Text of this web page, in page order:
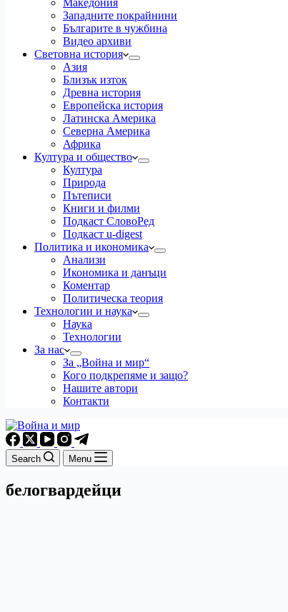
Македония
Западните покрайнини
Българите в чужбина
Видео архиви
Световна история
Азия
Близък изток
Древна история
Европейска история
Латинска Америка
Северна Америка
Африка
Култура и общество
Култура
Природа
Пътеписи
Книги и филми
Подкаст СловоРед
Подкаст u-digest
Политика и икономика
Анализи
Икономика и данъци
Коментар
Политическа теория
Технологии и наука
Наука
Технологии
За нас
За „Война и мир“
Кого подкрепяме и защо?
Нашите автори
Контакти
Search Menu
белогвардейци